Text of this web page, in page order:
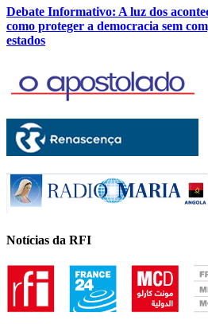
Debate Informativo: A luz dos
como proteger a democracia sem
estados
Notícias da RFI